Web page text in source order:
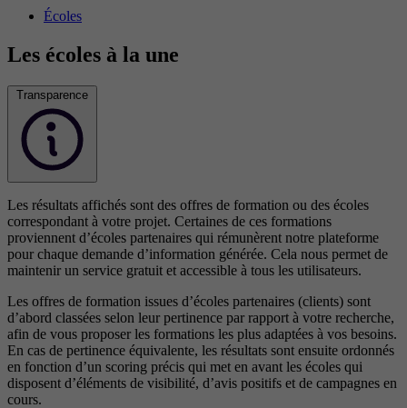
Écoles
Les écoles à la une
Transparence
Les résultats affichés sont des offres de formation ou des écoles
correspondant à votre projet. Certaines de ces formations
proviennent d’écoles partenaires qui rémunèrent notre plateforme
pour chaque demande d’information générée. Cela nous permet de
maintenir un service gratuit et accessible à tous les utilisateurs.
Les offres de formation issues d’écoles partenaires (clients) sont
d’abord classées selon leur pertinence par rapport à votre recherche,
afin de vous proposer les formations les plus adaptées à vos besoins.
En cas de pertinence équivalente, les résultats sont ensuite ordonnés
en fonction d’un scoring précis qui met en avant les écoles qui
disposent d’éléments de visibilité, d’avis positifs et de campagnes en
cours.